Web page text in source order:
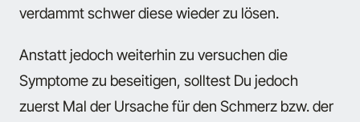
verdammt schwer diese wieder zu lösen.
Anstatt jedoch weiterhin zu versuchen die
Symptome zu beseitigen, solltest Du jedoch
zuerst Mal der Ursache für den Schmerz bzw. der